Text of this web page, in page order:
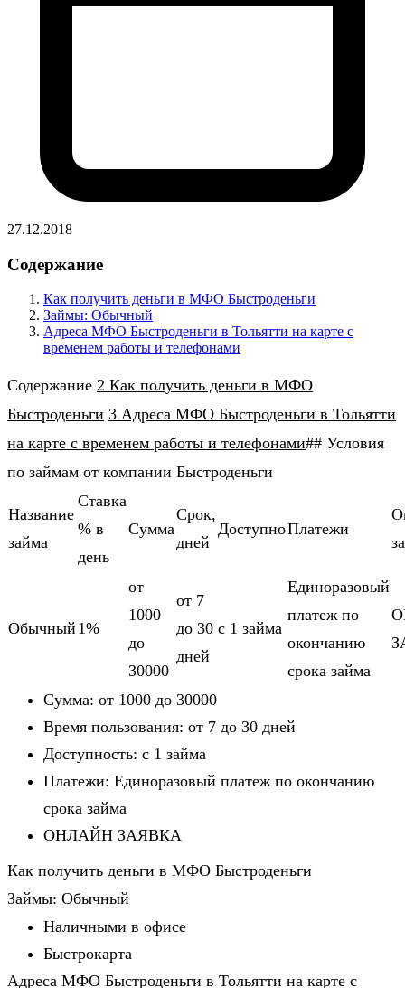
27.12.2018
Содержание
Как получить деньги в МФО Быстроденьги
Займы: Обычный
Адреса МФО Быстроденьги в Тольятти на карте с
временем работы и телефонами
Содержание 2 Как получить деньги в МФО
Быстроденьги 3 Адреса МФО Быстроденьги в Тольятти
на карте с временем работы и телефонами## Условия
по займам от компании Быстроденьги
Название
займа
Ставка
% в
день
Cумма
Cрок,
дней
ДоступноПлатежи
Обычный 1%
от
1000
до
30000
от 7
до 30
дней
c 1 займа
Единоразовый
платеж по
окончанию
срока займа
Сумма: от 1000 до 30000
Время пользования: от 7 до 30 дней
Доступность: c 1 займа
Платежи: Единоразовый платеж по окончанию
срока займа
ОНЛАЙН ЗАЯВКА
Как получить деньги в МФО Быстроденьги
Займы: Обычный
Наличными в офисе
Быстрокарта
Адреса МФО Быстроденьги в Тольятти на карте с